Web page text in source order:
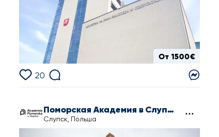
От 1500€
20
Поморская Академия в Слупске
Слупск, Польша